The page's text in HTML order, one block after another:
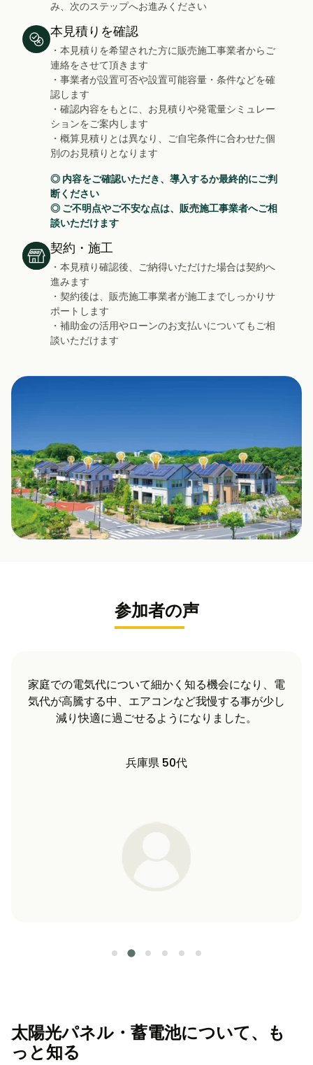
み、次のステップへお進みください
本見積りを確認
・本見積りを希望された方に販売施工事業者からご
連絡をさせて頂きます
・事業者が設置可否や設置可能容量・条件などを確
認します
・確認内容をもとに、お見積りや発電量シミュレー
ションをご案内します
・概算見積りとは異なり、ご自宅条件に合わせた個
別のお見積りとなります
◎ 内容をご確認いただき、導入するか最終的にご判
断ください
◎ ご不明点やご不安な点は、販売施工事業者へご相
談いただけます
契約・施工
・本見積り確認後、ご納得いただけた場合は契約へ
進みます
・契約後は、販売施工事業者が施工までしっかりサ
ポートします
・補助金の活用やローンのお支払いについてもご相
談いただけます
参加者の声
我が家では投資分は7年ほどで回収できる見込みで
す。その後も太陽光発電が続くことを考えるとお勧
めできると思います。
長野県 60代
太陽光パネル・蓄電池について、も
っと知る